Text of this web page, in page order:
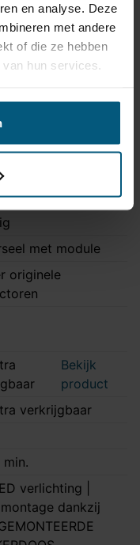
en analyse. Deze
met andere
of die ze hebben
hun services.
S-line
8
met module
originele
Bekijk
product
verkrijgbaar
verlichting |
dankzij